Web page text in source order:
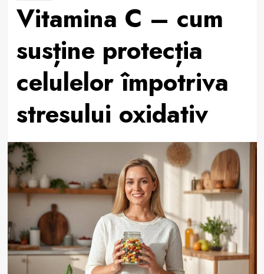
Vitamina C – cum
susține protecția
celulelor împotriva
stresului oxidativ